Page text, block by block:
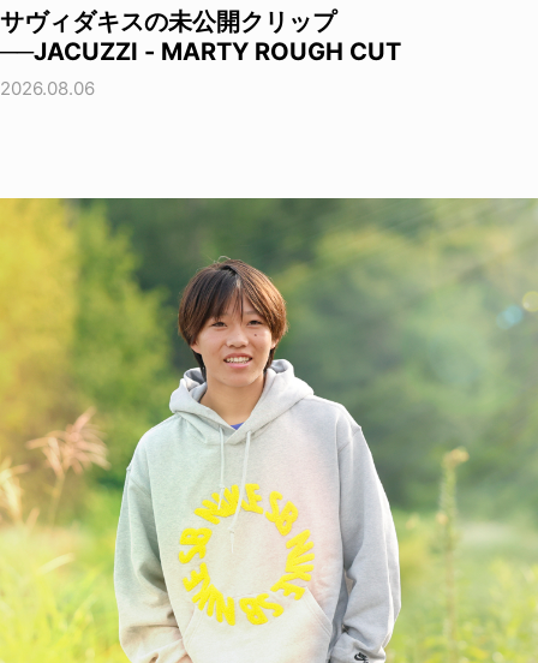
サヴィダキスの未公開クリップ
──JACUZZI - MARTY ROUGH CUT
2026.08.06